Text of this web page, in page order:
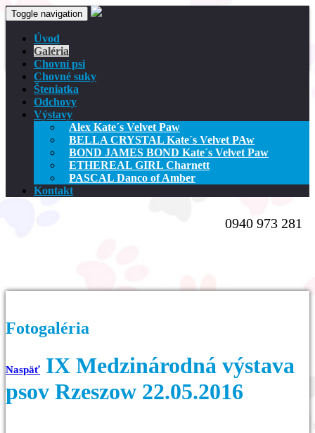
Toggle navigation
Úvod
Galéria
Chovní psi
Chovné suky
Šteniatka
Odchovy
Výstavy
Alex Kate´s Velvet Paw
BELLA CRYSTAL Kate´s Velvet PAw
BOND JAMES BOND Kate´s Velvet Paw
ETHEREAL GIRL Charnett
PASCAL Danco of Amber
Kontakt
0940 973 281
Fotogaléria
Naspäť IX Medzinárodná výstava
psov Rzeszow 22.05.2016